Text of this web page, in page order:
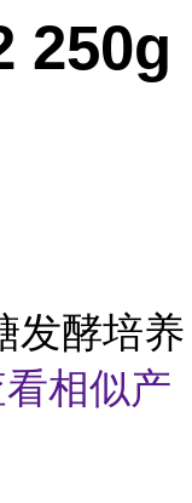
250g
发酵培养
相似产